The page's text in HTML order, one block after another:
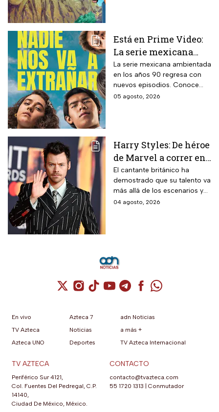
Está en Prime Video:
La serie mexicana
noventera de la que
todos están hablando
y que se ve en un fin
de semana
La serie mexicana ambientada
en los años 90 regresa con
nuevos episodios. Conoce
cuándo se estrena, qué
05 agosto, 2026
Harry Styles: De héroe
de Marvel a correr en
Chapultepec; las
apariciones del
cantante en el cine
El cantante británico ha
demostrado que su talento va
más allá de los escenarios y
ha llegado a la pantalla
04 agosto, 2026
Cuenta de X / Twitter (se abre en una
Cuenta de Instagram (se abre en una
Cuenta de TikTok (se abre en
Cuenta de YouTube (se abre
Cuenta de Telegram (se
Cuenta de
Cuenta de
En vivo
TV Azteca
Azteca UNO
Azteca 7
Noticias
Deportes
adn Noticias
a más +
TV Azteca Internacional
TV AZTECA
Periférico Sur 4121,
Col. Fuentes Del Pedregal, C.P.
14140,
Ciudad De México, México.
CONTACTO
contacto@tvazteca.com
55 1720 1313
Conmutador